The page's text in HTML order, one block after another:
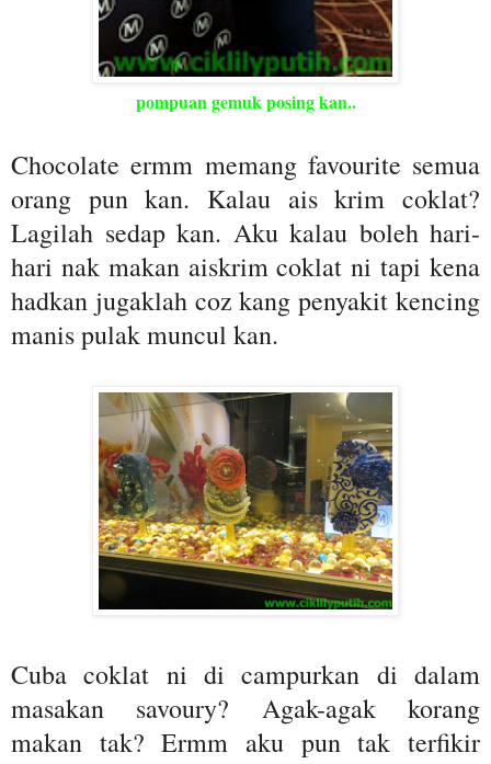
pompuan gemuk posing kan..
Chocolate ermm memang favourite semua
orang pun kan. Kalau ais krim coklat?
Lagilah sedap kan. Aku kalau boleh hari-
hari nak makan aiskrim coklat ni tapi kena
hadkan jugaklah coz kang penyakit kencing
manis pulak muncul kan.
Cuba coklat ni di campurkan di dalam
masakan savoury? Agak-agak korang
makan tak? Ermm aku pun tak terfikir